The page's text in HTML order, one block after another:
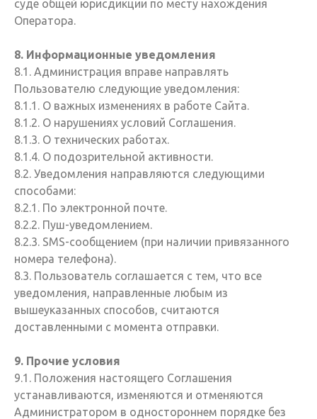
суде общей юрисдикции по месту нахождения
Оператора.
8. Информационные уведомления
8.1. Администрация вправе направлять
Пользователю следующие уведомления:
8.1.1. О важных изменениях в работе Сайта.
8.1.2. О нарушениях условий Соглашения.
8.1.3. О технических работах.
8.1.4. О подозрительной активности.
8.2. Уведомления направляются следующими
способами:
8.2.1. По электронной почте.
8.2.2. Пуш-уведомлением.
8.2.3. SMS-сообщением (при наличии привязанного
номера телефона).
8.3. Пользователь соглашается с тем, что все
уведомления, направленные любым из
вышеуказанных способов, считаются
доставленными с момента отправки.
9. Прочие условия
9.1. Положения настоящего Соглашения
устанавливаются, изменяются и отменяются
Администратором в одностороннем порядке без